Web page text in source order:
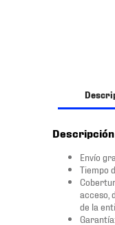
Envío
Tiempo
acceso,
de la